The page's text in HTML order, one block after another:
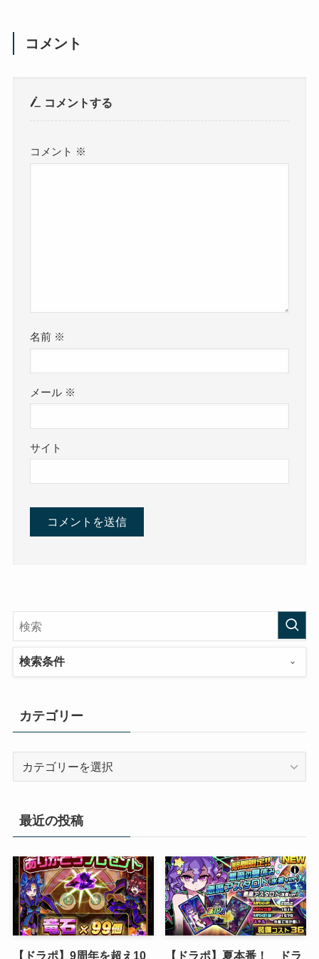
コメント
コメントする
コメント ※
名前 ※
メール ※
サイト
検索条件
カテゴリー
リ
最近の投稿
【ドラポ】9周年を超え10
【ドラポ】夏本番！ ドラ